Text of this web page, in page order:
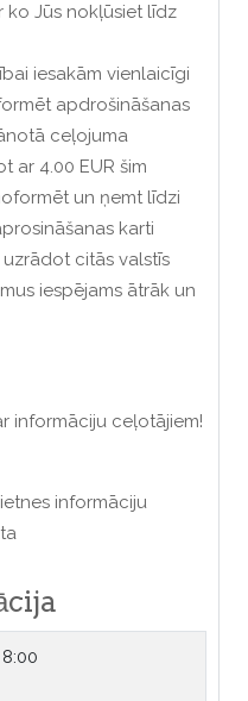
ko Jūs nokļūsiet līdz
iesakām vienlaicīgi
apdrošināšanas
ceļojuma
ar 4.00 EUR šim
un ņemt līdzi
karti
uzrādot citās valstīs
iespējams ātrāk un
informāciju ceļotājiem!
informāciju